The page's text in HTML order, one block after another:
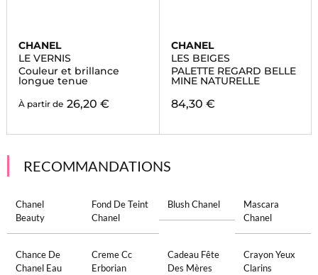
CHANEL
LE VERNIS
Couleur et brillance
longue tenue
À partir de 26,20 €
CHANEL
LES BEIGES
PALETTE REGARD BELLE
MINE NATURELLE
84,30 €
RECOMMANDATIONS
Chanel
Beauty
Fond De Teint
Chanel
Blush Chanel
Mascara
Chanel
Chance De
Chanel Eau
Creme Cc
Erborian
Cadeau Fête
Des Mères
Crayon Yeux
Clarins